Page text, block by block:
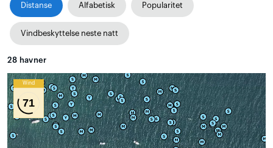
Distanse Alfabetisk Popularitet
Vindbeskyttelse neste natt
28 havner
Wind
71